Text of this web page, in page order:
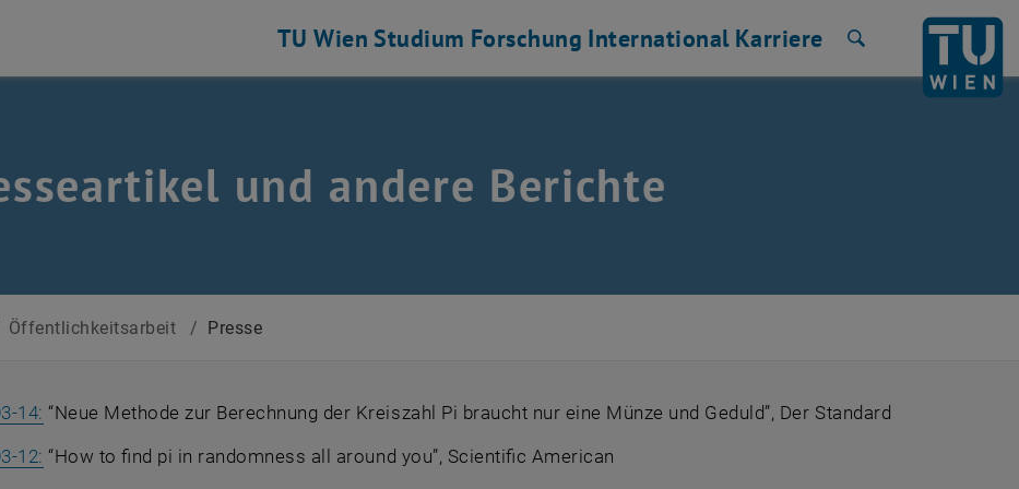
TU Wien Studium Forschung International Karriere
und andere Berichte
Öffentlichkeitsarbeit / Presse
14: , öffnet eine externe URL in einem neuen Fenster
“Neue Methode zur Berechnung der Kreiszahl Pi braucht nur eine Münze und Geduld”, Der Standard
12: , öffnet eine externe URL in einem neuen Fenster
“How to find pi in randomness all around you”, Scientific American